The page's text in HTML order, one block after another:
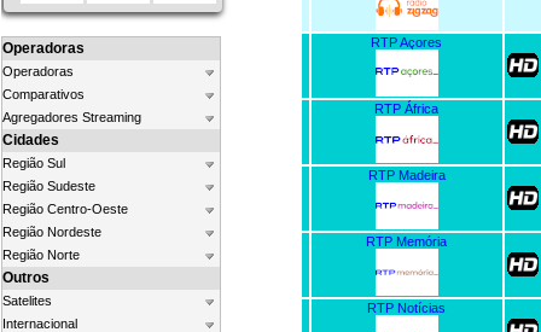
Operadoras
Operadoras
Comparativos
Agregadores Streaming
Cidades
Região Sul
Região Sudeste
Região Centro-Oeste
Região Nordeste
Região Norte
Outros
Satelites
Internacional
RTP Açores
RTP África
RTP Madeira
RTP Memória
RTP Notícias